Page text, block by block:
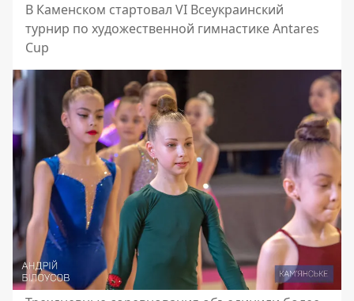
В Каменском стартовал VI Всеукраинский
турнир по художественной гимнастике Antares
Cup